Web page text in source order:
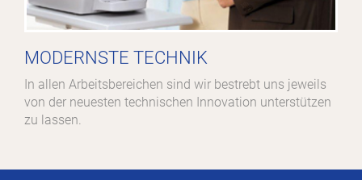
MODERNSTE TECHNIK
In allen Arbeitsbereichen sind wir bestrebt uns jeweils
von der neuesten technischen Innovation unterstützen
zu lassen.